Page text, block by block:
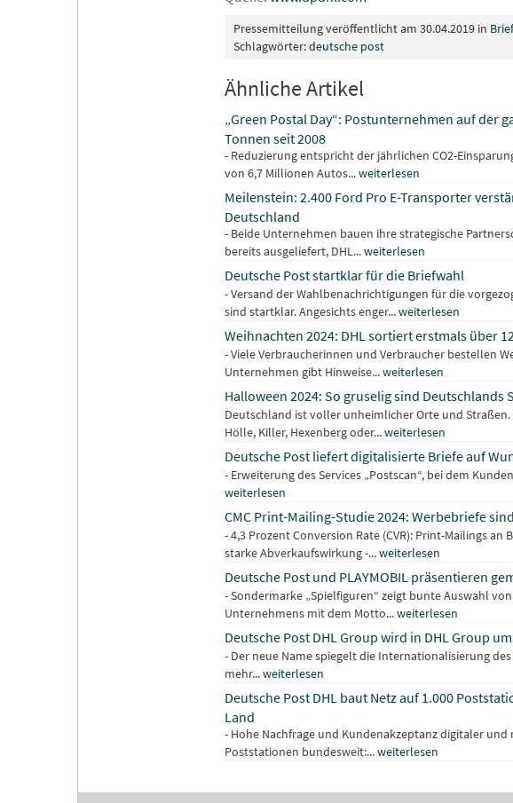
Pressemitteilung veröffentlicht am 30.04.2019 in
Schlagwörter:deutsche post
Ähnliche Artikel
„Green Postal Day“: Postunternehmen auf der
Tonnen seit 2008
- Reduzierung entspricht der jährlichen CO2-
von 6,7 Millionen Autos...weiterlesen
Meilenstein: 2.400 Ford Pro E-Transporter
Deutschland
- Beide Unternehmen bauen ihre strategische
bereits ausgeliefert, DHL...weiterlesen
Deutsche Post startklar für die Briefwahl
- Versand der Wahlbenachrichtigungen für die
sind startklar. Angesichts enger...weiterlesen
Weihnachten 2024: DHL sortiert erstmals über
- Viele Verbraucherinnen und Verbraucher bestellen
Unternehmen gibt Hinweise...weiterlesen
Halloween 2024: So gruselig sind Deutschlands
Deutschland ist voller unheimlicher Orte und
Hölle, Killer, Hexenberg oder...weiterlesen
Deutsche Post liefert digitalisierte Briefe auf
- Erweiterung des Services „Postscan“, bei dem
weiterlesen
CMC Print-Mailing-Studie 2024: Werbebriefe
- 4,3 Prozent Conversion Rate (CVR): Print-Mailings
starke Abverkaufswirkung -...weiterlesen
Deutsche Post und PLAYMOBIL präsentieren
- Sondermarke „Spielfiguren“ zeigt bunte Auswahl
Unternehmens mit dem Motto...weiterlesen
Deutsche Post DHL Group wird in DHL Group
- Der neue Name spiegelt die Internationalisierung
mehr...weiterlesen
Deutsche Post DHL baut Netz auf 1.000
Land
- Hohe Nachfrage und Kundenakzeptanz digitaler
Poststationen bundesweit:...weiterlesen